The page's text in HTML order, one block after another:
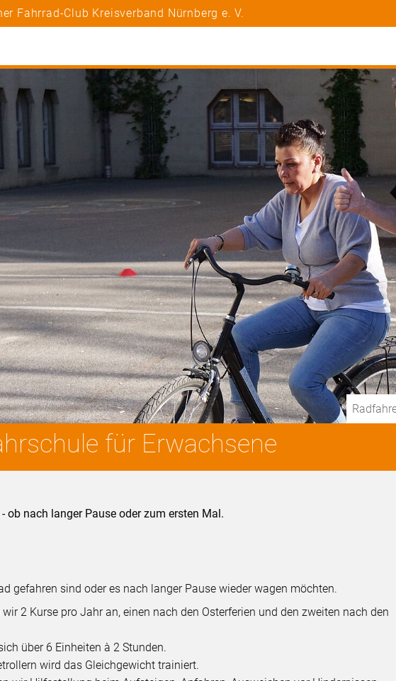
Fahrrad-Club Kreisverband Nürnberg e. V.
für Erwachsene
ob nach langer Pause oder zum ersten Mal.
gefahren sind oder es nach langer Pause wieder wagen möchten.
wir 2 Kurse pro Jahr an, einen nach den Osterferien und den zweiten nach den
über 6 Einheiten à 2 Stunden.
wird das Gleichgewicht trainiert.